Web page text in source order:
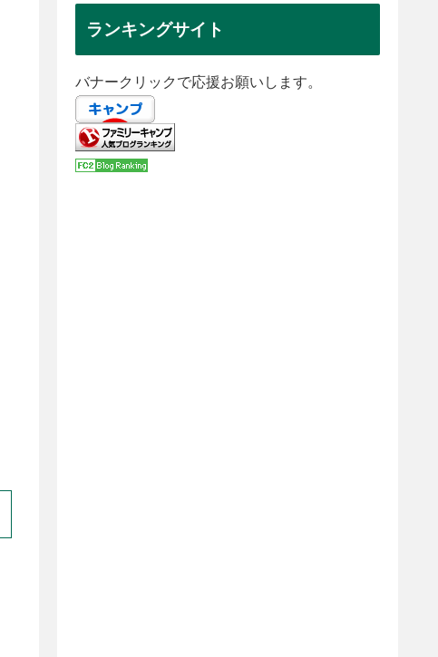
ランキングサイト
バナークリックで応援お願いします。